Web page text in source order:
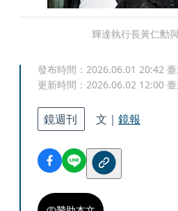
輝達執行長黃仁勳
發布時間： 2026.06.01 20:42
更新時間： 2026.06.02 12:00
鏡週刊 文｜ 鏡報